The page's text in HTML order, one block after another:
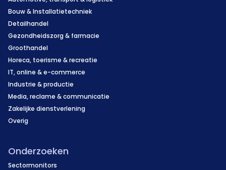
Bouw & Installatietechniek
Detailhandel
Gezondheidszorg & farmacie
Groothandel
Horeca, toerisme & recreatie
IT, online & e-commerce
Industrie & productie
Media, reclame & communicatie
Zakelijke dienstverlening
Overig
Onderzoeken
Sectormonitors